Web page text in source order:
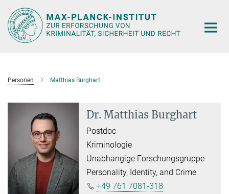
Hauptinhalt
Personen Matthias Burghart
Dr. Matthias Burghart
Postdoc
Kriminologie
Unabhängige Forschungsgruppe
Personality, Identity, and Crime
+49 761 7081-318